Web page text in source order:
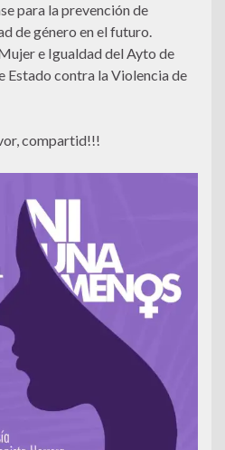
para la prevención de
de género en el futuro.
e Igualdad del Ayto de
Estado contra la Violencia de
compartid!!!